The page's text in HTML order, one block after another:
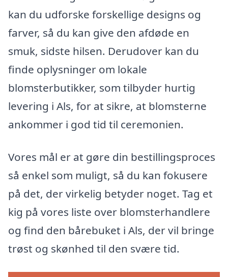
kan du udforske forskellige designs og
farver, så du kan give den afdøde en
smuk, sidste hilsen. Derudover kan du
finde oplysninger om lokale
blomsterbutikker, som tilbyder hurtig
levering i Als, for at sikre, at blomsterne
ankommer i god tid til ceremonien.
Vores mål er at gøre din bestillingsproces
så enkel som muligt, så du kan fokusere
på det, der virkelig betyder noget. Tag et
kig på vores liste over blomsterhandlere
og find den bårebuket i Als, der vil bringe
trøst og skønhed til den svære tid.